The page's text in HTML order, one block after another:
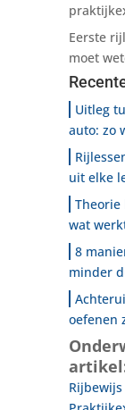
Eerste
moet
Uitleg
auto: zo
uit elke
wat
8
minder
oefenen